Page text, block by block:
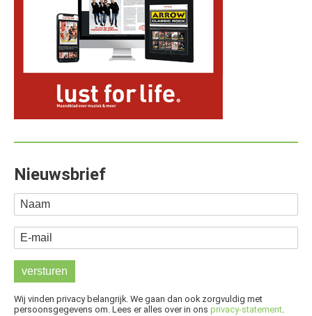
Nieuwsbrief
Naam
E-mail
Wij vinden privacy belangrijk. We gaan dan ook zorgvuldig met
persoonsgegevens om. Lees er alles over in ons privacy-statement.